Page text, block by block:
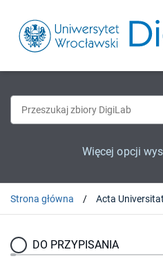
Więcej opcji
Strona główna
DO PRZYPISANIA